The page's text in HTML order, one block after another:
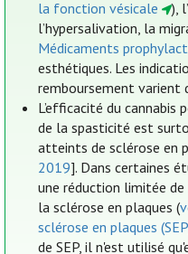
la fonction vésicale
),
l’hypersalivation, la
Médicaments
esthétiques. Les
remboursement varient
L’efficacité du
de la spasticité est
atteints de sclérose en
2019]. Dans certaines
une réduction limitée
la sclérose en plaques (
sclérose en plaques
de SEP, il n'est utilisé